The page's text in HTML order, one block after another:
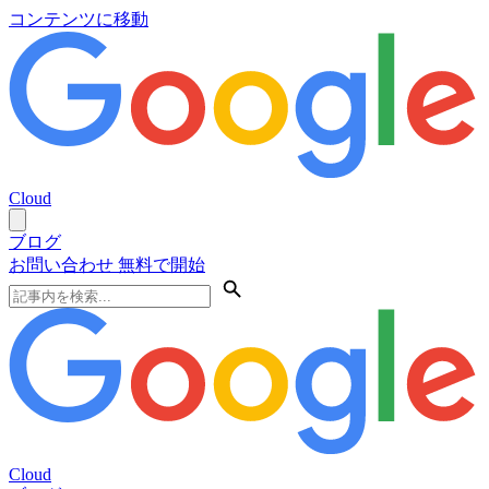
コンテンツに移動
Cloud
ブログ
お問い合わせ 無料で開始
Cloud